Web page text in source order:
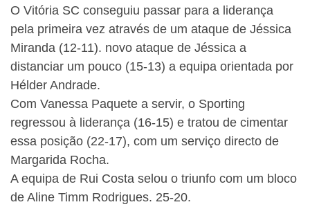
O Vitória SC conseguiu passar para a liderança
pela primeira vez através de um ataque de Jéssica
Miranda (12-11). novo ataque de Jéssica a
distanciar um pouco (15-13) a equipa orientada por
Hélder Andrade.
Com Vanessa Paquete a servir, o Sporting
regressou à liderança (16-15) e tratou de cimentar
essa posição (22-17), com um serviço directo de
Margarida Rocha.
A equipa de Rui Costa selou o triunfo com um bloco
de Aline Timm Rodrigues. 25-20.